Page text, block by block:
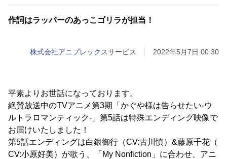
作詞はラッパーのあっこゴリラが担当！
株式会社アニプレックスサービス 2022年5月7日 00:30
平素よりお世話になっております。
絶賛放送中のTVアニメ第3期「かぐや様は告らせたい-ウ
ルトラロマンティック-」第5話は特殊エンディング映像で
お届けいたしました！
第5話エンディングは白銀御行（CV:古川慎）&藤原千花（
CV:小原好美）が歌う、「My Nonfiction」に合わせ、アニ